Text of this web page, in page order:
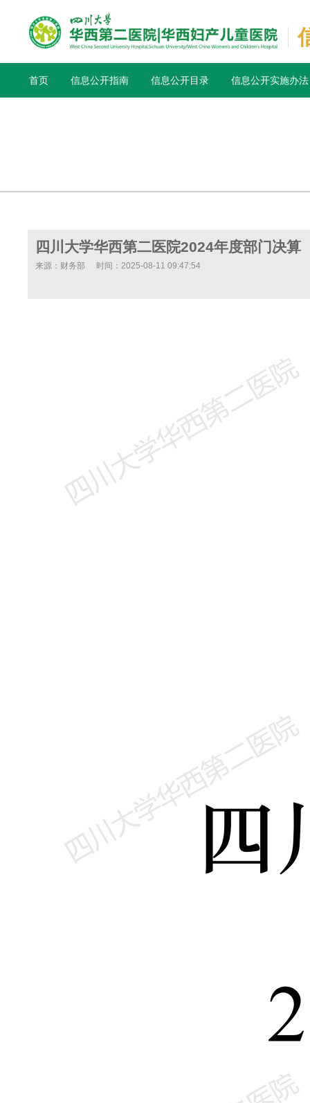
首页 信息公开指南 信息公开目录 信息公开实施办法
四川大学华西第二医院2024年度部门决算
来源：财务部 时间：2025-08-11 09:47:54